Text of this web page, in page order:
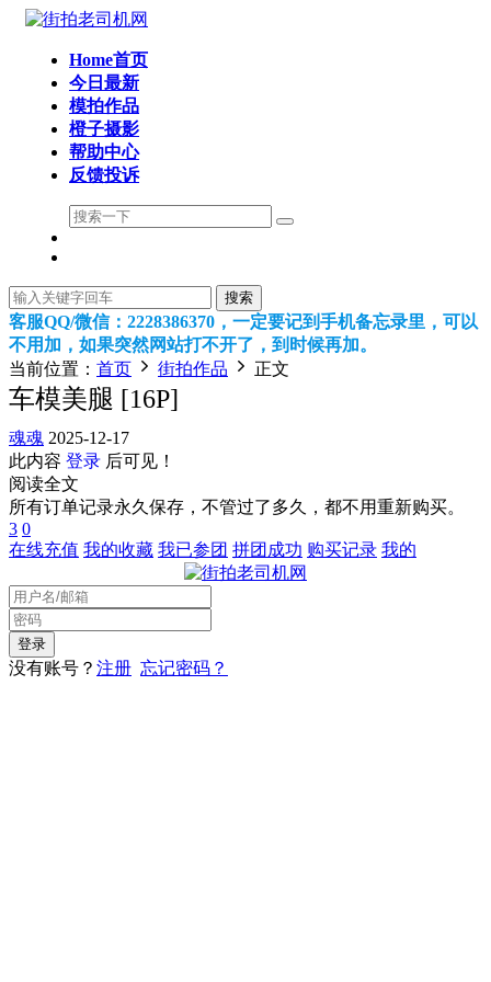
Home首页
今日最新
模拍作品
橙子摄影
帮助中心
反馈投诉
搜索
客服QQ/微信：2228386370，一定要记到手机备忘录里，可以
不用加，如果突然网站打不开了，到时候再加。
当前位置： 首页 街拍作品 正文
车模美腿 [16P]
魂魂 2025-12-17
此内容 登录 后可见！
阅读全文
所有订单记录永久保存，不管过了多久，都不用重新购买。
3 0
在线充值 我的收藏 我已参团 拼团成功 购买记录 我的
没有账号？ 注册 忘记密码？